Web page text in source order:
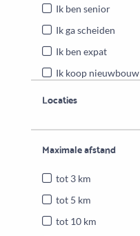
Ik ben senior
Ik ga scheiden
Ik ben expat
Ik koop nieuwbouw
Locaties
Maximale afstand
tot 3 km
tot 5 km
tot 10 km